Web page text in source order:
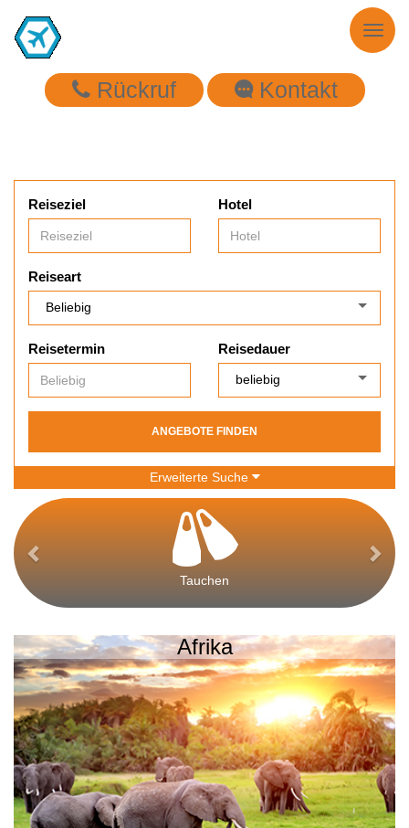
Toggle
Rückruf Kontakt
Reiseziel Hotel
Reiseart
Reisetermin Reisedauer
ANGEBOTE FINDEN
Erweiterte Suche
Tauchen
Afrika